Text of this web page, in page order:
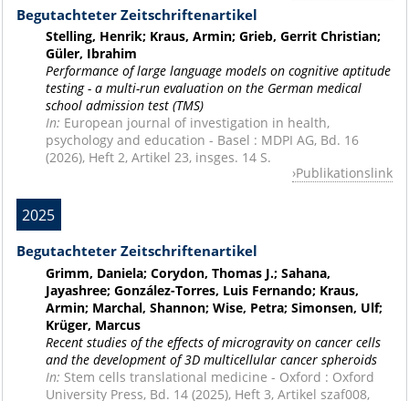
Begutachteter Zeitschriftenartikel
Stelling, Henrik; Kraus, Armin; Grieb, Gerrit Christian;
Güler, Ibrahim
Performance of large language models on cognitive aptitude
testing - a multi-run evaluation on the German medical
school admission test (TMS)
In: European journal of investigation in health,
psychology and education - Basel : MDPI AG, Bd. 16
(2026), Heft 2, Artikel 23, insges. 14 S.
Publikationslink
2025
Begutachteter Zeitschriftenartikel
Grimm, Daniela; Corydon, Thomas J.; Sahana,
Jayashree; González-Torres, Luis Fernando; Kraus,
Armin; Marchal, Shannon; Wise, Petra; Simonsen, Ulf;
Krüger, Marcus
Recent studies of the effects of microgravity on cancer cells
and the development of 3D multicellular cancer spheroids
In: Stem cells translational medicine - Oxford : Oxford
University Press, Bd. 14 (2025), Heft 3, Artikel szaf008,